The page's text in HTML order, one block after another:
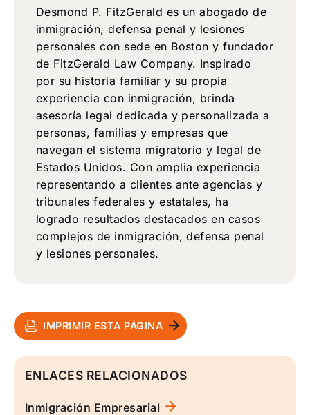
Desmond P. FitzGerald es un abogado de
inmigración, defensa penal y lesiones
personales con sede en Boston y fundador
de FitzGerald Law Company. Inspirado
por su historia familiar y su propia
experiencia con inmigración, brinda
asesoría legal dedicada y personalizada a
personas, familias y empresas que
navegan el sistema migratorio y legal de
Estados Unidos. Con amplia experiencia
representando a clientes ante agencias y
tribunales federales y estatales, ha
logrado resultados destacados en casos
complejos de inmigración, defensa penal
y lesiones personales.
IMPRIMIR ESTA PÁGINA
ENLACES RELACIONADOS
Inmigración Empresarial